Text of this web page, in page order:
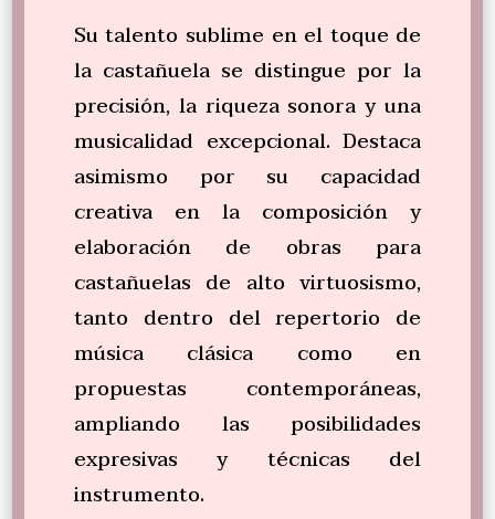
Su talento sublime en el toque de
la castañuela se distingue por la
precisión, la riqueza sonora y una
musicalidad excepcional. Destaca
asimismo por su capacidad
creativa en la composición y
elaboración de obras para
castañuelas de alto virtuosismo,
tanto dentro del repertorio de
música clásica como en
propuestas contemporáneas,
ampliando las posibilidades
expresivas y técnicas del
instrumento.